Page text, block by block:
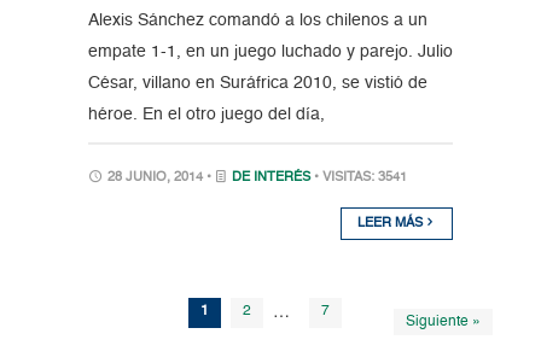
Alexis Sánchez comandó a los chilenos a un
empate 1-1, en un juego luchado y parejo. Julio
César, villano en Suráfrica 2010, se vistió de
héroe. En el otro juego del día,
28 JUNIO, 2014 • DE INTERÉS • VISITAS: 3541
LEER MÁS
1 2 … 7
Siguiente »